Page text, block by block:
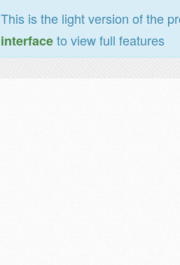
This is the light version of the
interfaceto view full features